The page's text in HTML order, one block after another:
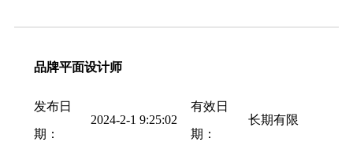
品牌平面设计师
发布日
期：
2024-2-1 9:25:02
有效日
期：
长期有限